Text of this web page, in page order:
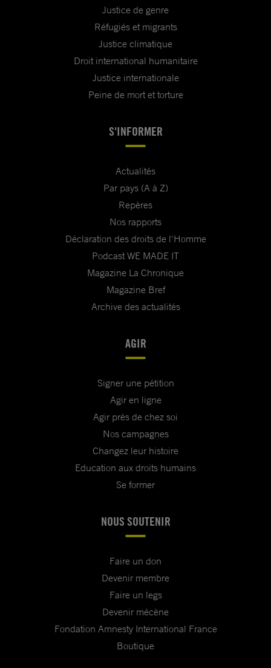
Justice de genre
Réfugiés et migrants
Justice climatique
Droit international humanitaire
Justice internationale
Peine de mort et torture
S'INFORMER
Actualités
Par pays (A à Z)
Repères
Nos rapports
Déclaration des droits de l'Homme
Podcast WE MADE IT
Magazine La Chronique
Magazine Bref
Archive des actualités
AGIR
Signer une pétition
Agir en ligne
Agir près de chez soi
Nos campagnes
Changez leur histoire
Education aux droits humains
Se former
NOUS SOUTENIR
Faire un don
Devenir membre
Faire un legs
Devenir mécène
Fondation Amnesty International France
Boutique